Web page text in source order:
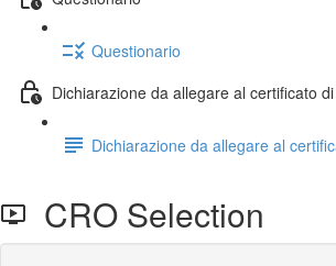
Questionario
Dichiarazione da allegare al certificato
Dichiarazione da allegare al
CRO Selection